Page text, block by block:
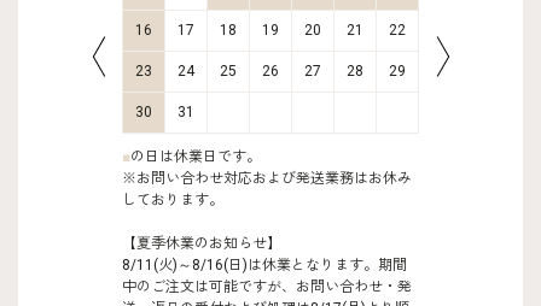
16 17 18 19 20 21 22
23 24 25 26 27 28 29
30 31
■の日は休業日です。
※お問い合わせ対応および発送業務はお休み
しております。
【夏季休業のお知らせ】
8/11(火)～8/16(日)は休業となります。期間
中のご注文は可能ですが、お問い合わせ・発